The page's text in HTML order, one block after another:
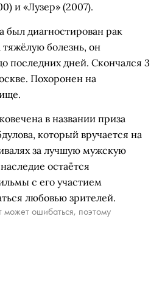
и «Лузер» (2007).
был диагностирован рак
болезнь, он
последних дней. Скончался 3
Похоронен на
в названии приза
который вручается на
за лучшую мужскую
остаётся
с его участием
любовью зрителей.
может ошибаться, поэтому